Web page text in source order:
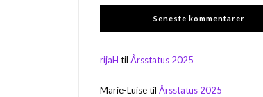
Seneste kommentarer
rijaH tilÅrsstatus 2025
Marie-LuisetilÅrsstatus 2025